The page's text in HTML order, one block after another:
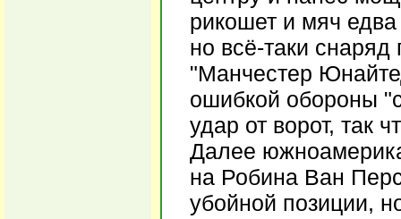
рикошет и мяч едва
но всё-таки
"Манчестер
ошибкой обороны
удар от ворот, так
Далее
на Робина Ван
убойной позиции,